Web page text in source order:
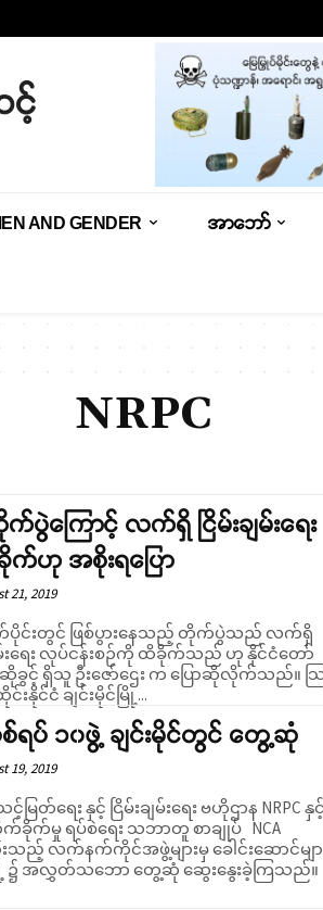
င့်
AND GENDER အာဘော်
NRPC
ပွဲကြောင့် လက်ရှိ ငြိမ်းချမ်းရေး
က်ဟု အစိုးရပြော
21, 2019
က်ပိုင်းတွင် ဖြစ်ပွားနေသည့် တိုက်ပွဲသည် လက်ရှိ
မ်းရေး လုပ်ငန်းစဉ်ကို ထိခိုက်သည် ဟု နိုင်ငံတော်
ဆိုခွင့် ရှိသူ ဦးဇော်ဌေး က ပြောဆိုလိုက်သည်။ သြ
နိုင်ငံ ချင်းမိုင်မြို့...
စ်ရပ် ၁၀ဖွဲ့ ချင်းမိုင်တွင် တွေ့ဆုံ
19, 2019
ြတ်ရေး နှင့် ငြိမ်းချမ်းရေး ဗဟိုဌာန NRPC နှ
က်မှု ရပ်စဲရေး သဘာတူ စာချုပ် NCA
ည့် လက်နက်ကိုင်အဖွဲ့များမှ ခေါင်းဆောင်မျာ
မြို့ ၌ အလွှတ်သဘော တွေ့ဆုံ ဆွေးနွေးခဲ့ကြသည်။